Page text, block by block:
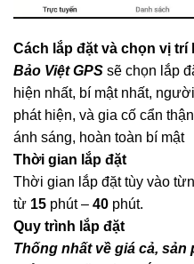
Cách lắp đặt và chọn vị trí
Bảo Việt GPS sẽ chọn lắp
hiện nhất, bí mật nhất,
phát hiện, và gia cố cẩn
ánh sáng, hoàn toàn bí mật
Thời gian lắp đặt
Thời gian lắp đặt tùy vào
từ 15 phút – 40 phút.
Quy trình lắp đặt
Thống nhất về giá cả, sản